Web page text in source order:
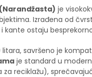
(Narandžasta) je
Izrađena od
ostaju
savršeno je
je standard u
za reciklažu),